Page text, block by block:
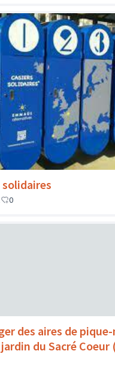
solidaires
0
des aires de
du Sacré Coeur